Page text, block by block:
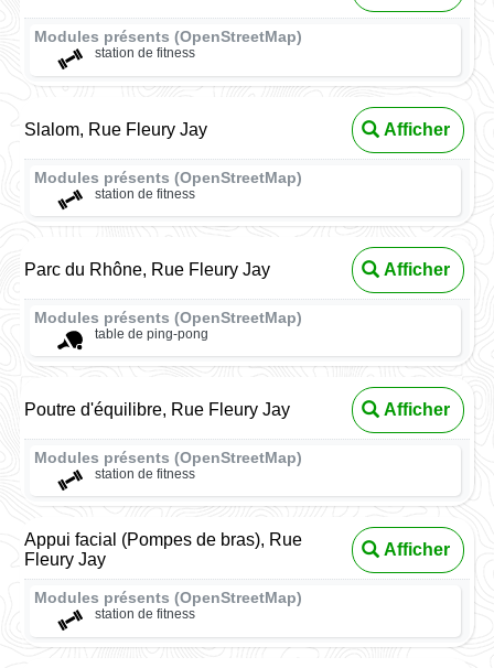
Modules présents (OpenStreetMap)
station de fitness
Slalom, Rue Fleury Jay Afficher
Modules présents (OpenStreetMap)
station de fitness
Parc du Rhône, Rue Fleury Jay Afficher
Modules présents (OpenStreetMap)
table de ping-pong
Poutre d'équilibre, Rue Fleury Jay Afficher
Modules présents (OpenStreetMap)
station de fitness
Appui facial (Pompes de bras), Rue
Fleury Jay
Afficher
Modules présents (OpenStreetMap)
station de fitness